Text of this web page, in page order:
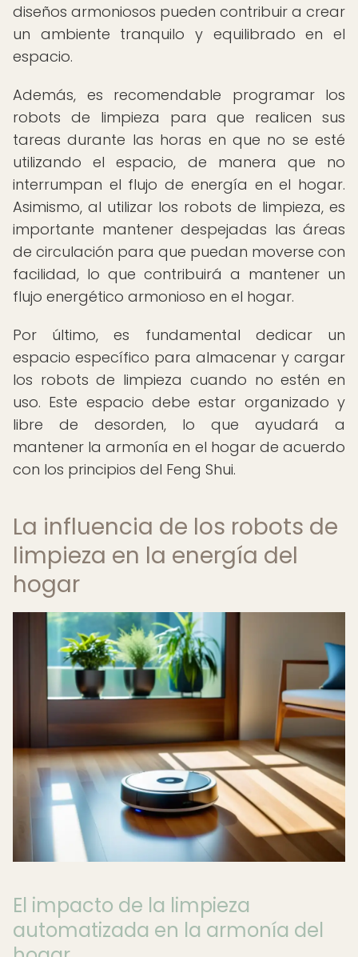
diseños armoniosos pueden contribuir a crear
un ambiente tranquilo y equilibrado en el
espacio.
Además, es recomendable programar los
robots de limpieza para que realicen sus
tareas durante las horas en que no se esté
utilizando el espacio, de manera que no
interrumpan el flujo de energía en el hogar.
Asimismo, al utilizar los robots de limpieza, es
importante mantener despejadas las áreas
de circulación para que puedan moverse con
facilidad, lo que contribuirá a mantener un
flujo energético armonioso en el hogar.
Por último, es fundamental dedicar un
espacio específico para almacenar y cargar
los robots de limpieza cuando no estén en
uso. Este espacio debe estar organizado y
libre de desorden, lo que ayudará a
mantener la armonía en el hogar de acuerdo
con los principios del Feng Shui.
La influencia de los robots de
limpieza en la energía del
hogar
El impacto de la limpieza
automatizada en la armonía del